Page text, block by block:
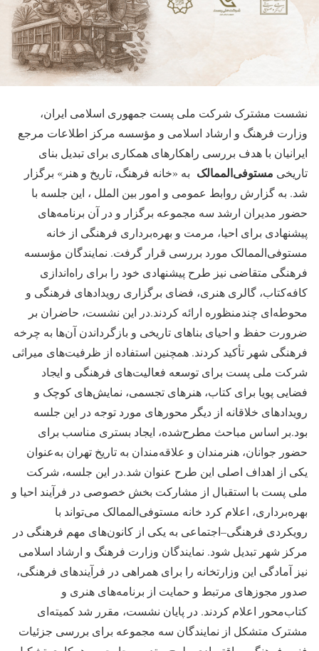
نشست مشترک شرکت ملی پست جمهوری اسلامی ایران،
وزارت فرهنگ و ارشاد اسلامی و مؤسسه مرکز اطلاعات مرجع
ایرانیان با هدف بررسی راهکارهای همکاری برای تبدیل بنای
تاریخی مستوفی‌الممالک به «خانه فرهنگ، تاریخ و هنر» برگزار
شد. به گزارش روابط عمومی و امور بین الملل ، این جلسه با
حضور مدیران ارشد سه مجموعه برگزار و در آن برنامه‌های
پیشنهادی برای احیا، مرمت و بهره‌برداری فرهنگی از خانه
مستوفی‌الممالک مورد بررسی قرار گرفت. نمایندگان مؤسسه
فرهنگی متقاضی نیز طرح پیشنهادی خود را برای راه‌اندازی
کافه‌کتاب، گالری هنری، فضای برگزاری رویدادهای فرهنگی و
محوطه‌ای چندمنظوره ارائه کردند.در این نشست، حاضران بر
ضرورت حفظ و احیای بناهای تاریخی و بازگرداندن آن‌ها به چرخه
فرهنگی شهر تأکید کردند. همچنین استفاده از ظرفیت‌های میراثی
شرکت ملی پست برای توسعه فعالیت‌های فرهنگی و ایجاد
فضایی پویا برای کتاب، هنرهای تجسمی، نمایش‌های کوچک و
رویدادهای خلاقانه از دیگر محورهای مورد توجه در این جلسه
بود.بر اساس مباحث مطرح‌شده، ایجاد بستری مناسب برای
حضور جوانان، هنرمندان و علاقه‌مندان به تاریخ تهران به‌عنوان
یکی از اهداف اصلی این طرح عنوان شد.در این جلسه، شرکت
ملی پست با استقبال از مشارکت بخش خصوصی در فرآیند احیا و
بهره‌برداری، اعلام کرد خانه مستوفی‌الممالک می‌تواند با
رویکردی فرهنگی–اجتماعی به یکی از کانون‌های مهم فرهنگی در
مرکز شهر تبدیل شود. نمایندگان وزارت فرهنگ و ارشاد اسلامی
نیز آمادگی این وزارتخانه را برای همراهی در فرآیندهای فرهنگی،
صدور مجوزهای مرتبط و حمایت از برنامه‌های هنری و
کتاب‌محور اعلام کردند. در پایان نشست، مقرر شد کمیته‌ای
مشترک متشکل از نمایندگان سه مجموعه برای بررسی جزئیات